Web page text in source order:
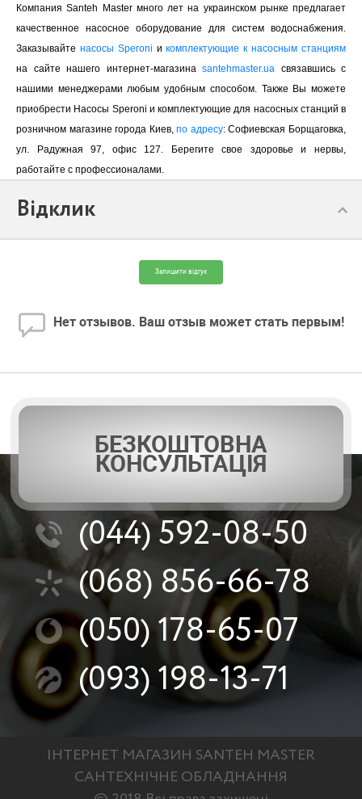
Компания Santeh Master много лет на украинском рынке предлагает
качественное насосное оборудование для систем водоснабжения.
Заказывайте насосы Speroni икомплектующие к насосным станциям
на сайте нашего интернет-магазина santehmaster.ua связавшись с
нашими менеджерами любым удобным способом. Также Вы можете
приобрести Насосы Speroni и комплектующие для насосных станций в
розничном магазине города Киев,по адресу: Софиевская Борщаговка,
ул. Радужная 97, офис 127. Берегите свое здоровье и нервы,
работайте с профессионалами.
Відклик
Залишити відгук
Нет отзывов. Ваш отзыв может стать первым!
БЕЗКОШТОВНА
КОНСУЛЬТАЦІЯ
(044)592-08-50
(068) 856-66-78
(050)178-65-07
(093)198-13-71
ІНТЕРНЕТ МАГАЗИН SANTEH MASTER
САНТЕХНІЧНЕ ОБЛАДНАННЯ